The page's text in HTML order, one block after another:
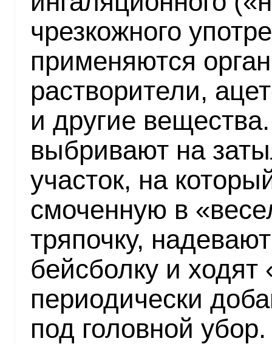
чрезкожного
применяются
растворители,
и другие
выбривают на
участок, на
смоченную в
тряпочку,
бейсболку и
периодически
под головной убор.